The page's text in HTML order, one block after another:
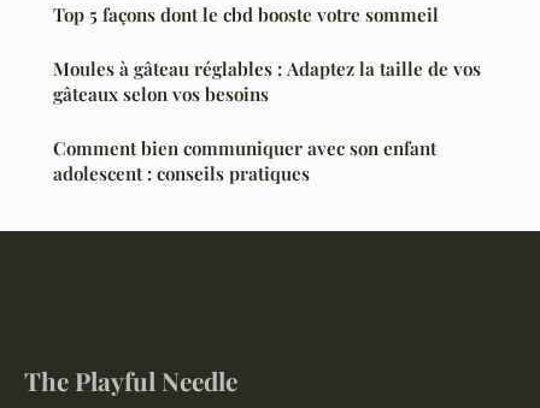
Top 5 façons dont le cbd booste votre sommeil
Moules à gâteau réglables : Adaptez la taille de vos
gâteaux selon vos besoins
Comment bien communiquer avec son enfant
adolescent : conseils pratiques
The Playful Needle